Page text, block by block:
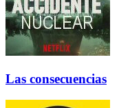
Las consecuencias